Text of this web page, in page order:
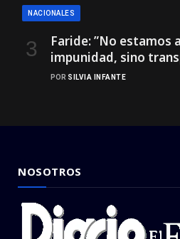
NACIONALES
Faride: ”No estamos
impunidad, sino
POR SILVIA INFANTE
NOSOTROS